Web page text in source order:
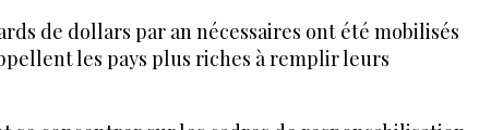
de dollars par an nécessaires ont été mobilisés
les pays plus riches à remplir leurs